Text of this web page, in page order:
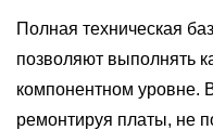
Полная техническая
позволяют выполнять
компонентном уровне.
ремонтируя платы, не